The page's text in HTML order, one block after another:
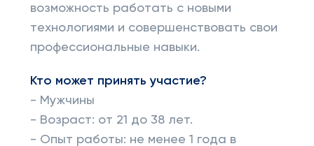
возможность работать с новыми
технологиями и совершенствовать свои
профессиональные навыки.
Кто может принять участие?
- Мужчины
- Возраст: от 21 до 38 лет.
- Опыт работы: не менее 1 года в